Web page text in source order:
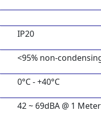
IP20
<95% non-
0°C - +40°C
42 ~ 69dBA @ 1 Meter